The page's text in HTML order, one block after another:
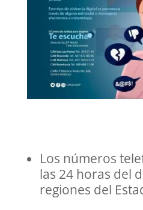
Los números
las 24 horas del
regiones del